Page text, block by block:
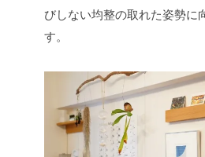
びしない均整の取れた姿勢に
す。